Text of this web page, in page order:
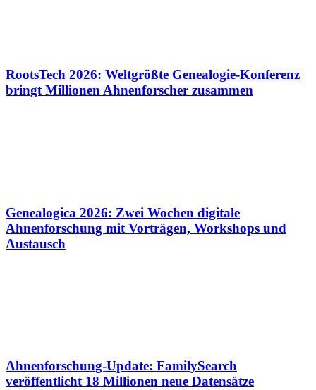
RootsTech 2026: Weltgrößte Genealogie-Konferenz
bringt Millionen Ahnenforscher zusammen
Genealogica 2026: Zwei Wochen digitale
Ahnenforschung mit Vorträgen, Workshops und
Austausch
Ahnenforschung-Update: FamilySearch
veröffentlicht 18 Millionen neue Datensätze